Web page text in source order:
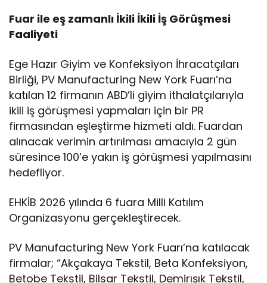
Fuar ile eş zamanlı İkili İkili İş Görüşmesi
Faaliyeti
Ege Hazır Giyim ve Konfeksiyon İhracatçıları
Birliği, PV Manufacturing New York Fuarı’na
katılan 12 firmanın ABD’li giyim ithalatçılarıyla
ikili iş görüşmesi yapmaları için bir PR
firmasından eşleştirme hizmeti aldı. Fuardan
alınacak verimin artırılması amacıyla 2 gün
süresince 100’e yakın iş görüşmesi yapılmasını
hedefliyor.
EHKİB 2026 yılında 6 fuara Milli Katılım
Organizasyonu gerçekleştirecek.
PV Manufacturing New York Fuarı’na katılacak
firmalar; “Akçakaya Tekstil, Beta Konfeksiyon,
Betobe Tekstil, Bilsar Tekstil, Demirışık Tekstil,